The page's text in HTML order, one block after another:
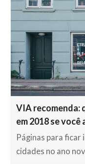
VIA recomenda:
em 2018 se você
Páginas para
cidades no ano